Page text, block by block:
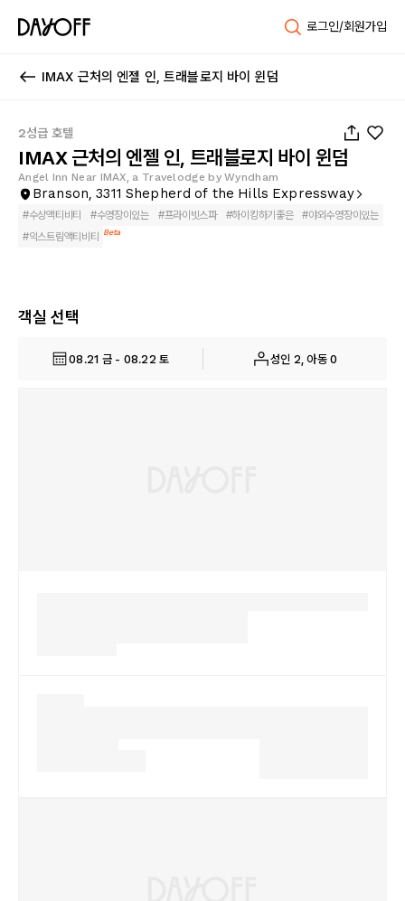
로그인/회원가입
IMAX 근처의 엔젤 인, 트래블로지 바이 윈덤
2성급 호텔
IMAX 근처의 엔젤 인, 트래블로지 바이 윈덤
Angel Inn Near IMAX, a Travelodge by Wyndham
Branson, 3311 Shepherd of the Hills Expressway
#수상액티비티 #수영장이있는 #프라이빗스파 #하이킹하기좋은 #야외수영장이있는
#익스트림액티비티 Beta
객실 선택
08.21 금 - 08.22 토 성인 2, 아동 0